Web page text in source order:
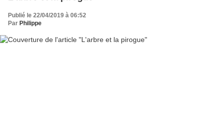
Publié le 22/04/2019 à 06:52
Par Philippe